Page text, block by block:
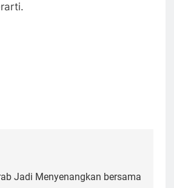
Jadi Menyenangkan bersama